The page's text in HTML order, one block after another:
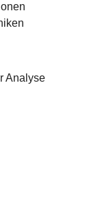
Analyse